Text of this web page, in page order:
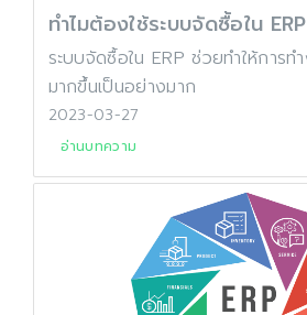
ทำไมต้องใช้ระบบจัดซื้อใน ERP
ระบบจัดซื้อใน ERP ช่วยทำให้การ
มากขึ้นเป็นอย่างมาก
2023-03-27
อ่านบทความ